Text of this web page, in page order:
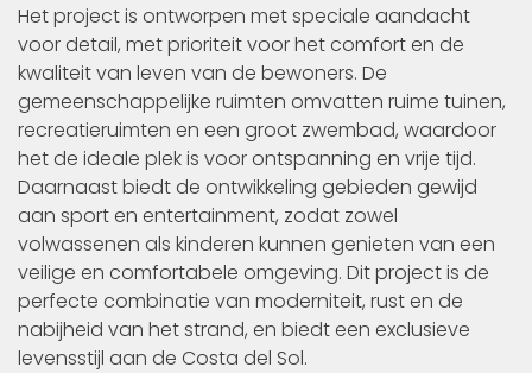
Het project is ontworpen met speciale aandacht
voor detail, met prioriteit voor het comfort en de
kwaliteit van leven van de bewoners. De
gemeenschappelijke ruimten omvatten ruime tuinen,
recreatieruimten en een groot zwembad, waardoor
het de ideale plek is voor ontspanning en vrije tijd.
Daarnaast biedt de ontwikkeling gebieden gewijd
aan sport en entertainment, zodat zowel
volwassenen als kinderen kunnen genieten van een
veilige en comfortabele omgeving. Dit project is de
perfecte combinatie van moderniteit, rust en de
nabijheid van het strand, en biedt een exclusieve
levensstijl aan de Costa del Sol.